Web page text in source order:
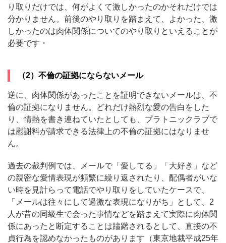
り取りだけでは、何がよくて激しかったのかそれだけでは
分かりません。前後のやり取りを踏まえて、よかった、激
しかったのは肉体関係についてのやり取りといえることが
必要です・
（2）不倫の証拠にならないメール
逆に、肉体関係があったことを証明できないメールは、不
倫の証拠になりません。どれだけ熱烈な愛の告白をした
り、情熱を書き連ねていたとしても、プラトニックラブで
は慰謝料が請求できる法律上の不倫の証拠にはなりませ
ん。
過去の裁判例では、メールで「愛してる」「大好き」など
の親密な愛情表現が頻繁に繰り返されたり、配偶者がいな
い時を見計らって電話でやり取りをしていたケースで、
「メールは往々にして過激な表現になりがち」として、2
人が昔の同級生で会った事情などを踏まえて実際に肉体関
係にあったと断定することは躊躇されるとして、直接の不
貞行為を認めなかったものがあります（東京地裁平成25年